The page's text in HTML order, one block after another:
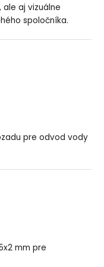
aj vizuálne
spoločníka.
pre odvod vody
mm pre